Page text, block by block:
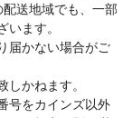
送地域でも、一部
ます。
届かない場合がご
かねます。
号をカインズ以外